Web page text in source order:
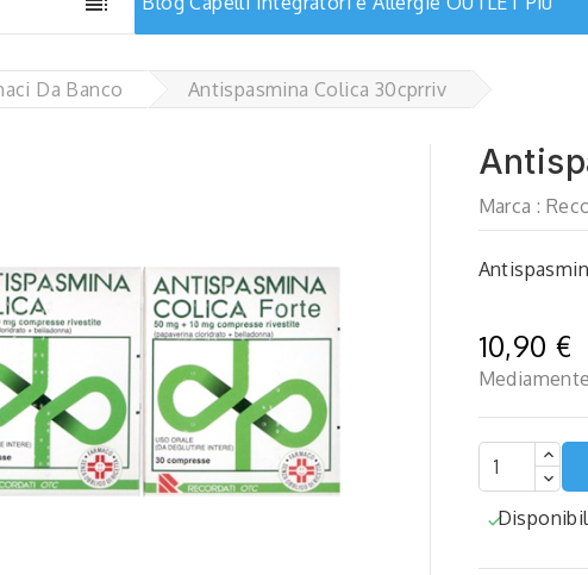
Da Banco Antispasmina Colica 30cprriv
Marca :
10,90 €
